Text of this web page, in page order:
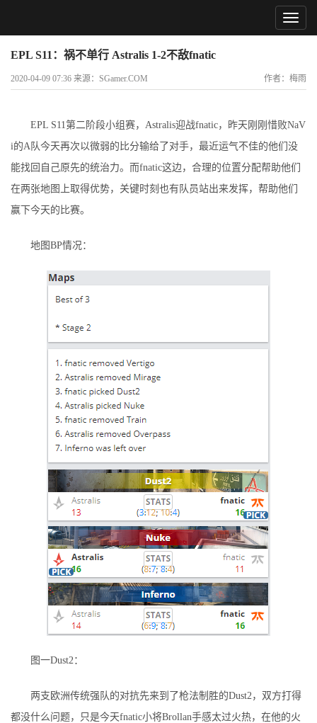
EPL S11：祸不单行 Astralis 1-2不敌fnatic
2020-04-09 07:36 来源：SGamer.COM 作者：梅雨
EPL S11第二阶段小组赛，Astralis迎战fnatic，昨天刚刚惜败NaV
i的A队今天再次以微弱的比分输给了对手，最近运气不佳的他们没
能找回自己原先的统治力。而fnatic这边，合理的位置分配帮助他们
在两张地图上取得优势，关键时刻也有队员站出来发挥，帮助他们
赢下今天的比赛。
地图BP情况：
图一Dust2：
两支欧洲传统强队的对抗先来到了枪法制胜的Dust2，双方打得
都没什么问题，只是今天fnatic小将Brollan手感太过火热，在他的火